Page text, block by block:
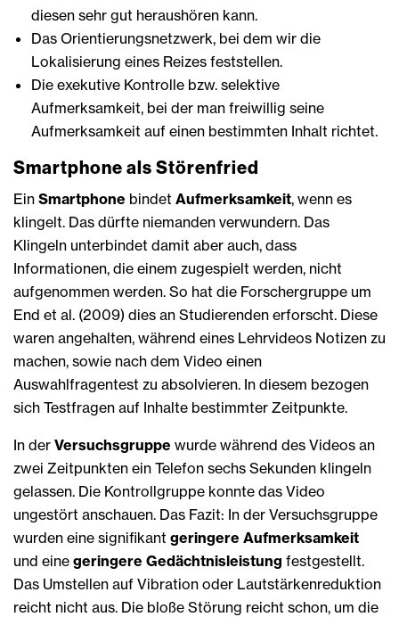
diesen sehr gut heraushören kann.
Das Orientierungsnetzwerk, bei dem wir die
Lokalisierung eines Reizes feststellen.
Die exekutive Kontrolle bzw. selektive
Aufmerksamkeit, bei der man freiwillig seine
Aufmerksamkeit auf einen bestimmten Inhalt richtet.
Smartphone als Störenfried
Ein Smartphone bindet Aufmerksamkeit, wenn es
klingelt. Das dürfte niemanden verwundern. Das
Klingeln unterbindet damit aber auch, dass
Informationen, die einem zugespielt werden, nicht
aufgenommen werden. So hat die Forschergruppe um
End et al. (2009) dies an Studierenden erforscht. Diese
waren angehalten, während eines Lehrvideos Notizen zu
machen, sowie nach dem Video einen
Auswahlfragentest zu absolvieren. In diesem bezogen
sich Testfragen auf Inhalte bestimmter Zeitpunkte.
In der Versuchsgruppe wurde während des Videos an
zwei Zeitpunkten ein Telefon sechs Sekunden klingeln
gelassen. Die Kontrollgruppe konnte das Video
ungestört anschauen. Das Fazit: In der Versuchsgruppe
wurden eine signifikant geringere Aufmerksamkeit
und eine geringere Gedächtnisleistung festgestellt.
Das Umstellen auf Vibration oder Lautstärkenreduktion
reicht nicht aus. Die bloße Störung reicht schon, um die